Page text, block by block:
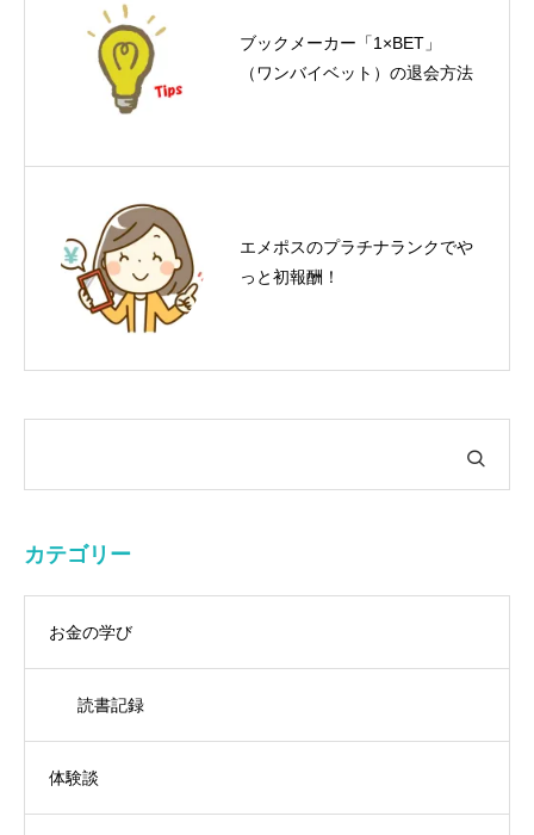
ブックメーカー「1×BET」
（ワンバイベット）の退会方法
エメポスのプラチナランクでや
っと初報酬！
『DREAM ドリーム』犬飼ター
ボ
BlogPressが無料で使える！
【WordPress初心者におすす
カテゴリー
お金の学び
読書記録
体験談